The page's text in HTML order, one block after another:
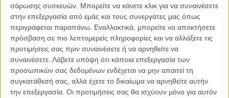
σάρωσης συσκευών. Μπορείτε να κάνετε κλικ για να συναινέσετε
στην επεξεργασία από εμάς και τους συνεργάτες μας όπως
περιγράφεται παραπάνω. Εναλλακτικά, μπορείτε να αποκτήσετε
πρόσβαση σε πιο λεπτομερείς πληροφορίες και να αλλάξετε τις
προτιμήσεις σας πριν συναινέσετε ή να αρνηθείτε να
συναινέσετε. Λάβετε υπόψη ότι κάποια επεξεργασία των
προσωπικών σας δεδομένων ενδέχεται να μην απαιτεί τη
συγκατάθεσή σας, αλλά έχετε το δικαίωμα να αρνηθείτε αυτήν
την επεξεργασία. Οι προτιμήσεις σας θα ισχύουν μόνο για αυτόν